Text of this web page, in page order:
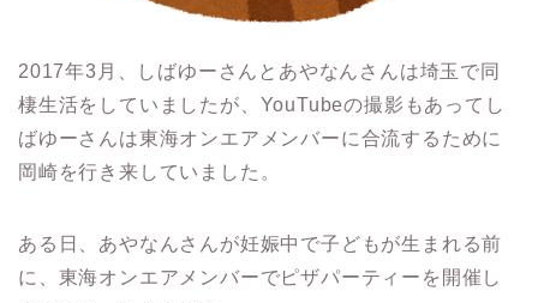
2017年3月、しばゆーさんとあやなんさんは埼玉で同
棲生活をしていましたが、YouTubeの撮影もあってし
ばゆーさんは東海オンエアメンバーに合流するために
岡崎を行き来していました。
ある日、あやなんさんが妊娠中で子どもが生まれる前
に、東海オンエアメンバーでピザパーティーを開催し